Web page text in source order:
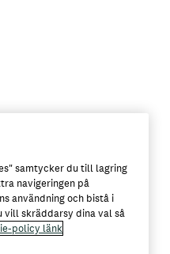
samtycker du till lagring
navigeringen på
användning och bistå i
vill skräddarsy dina val så
policy länk